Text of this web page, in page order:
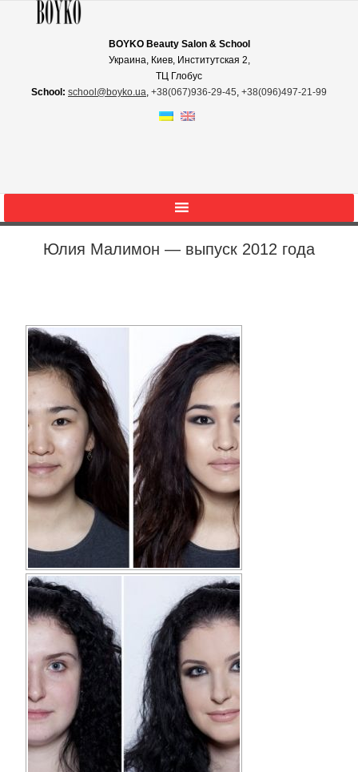
BOYKO Beauty Salon & School
Украина, Киев, Институтская 2,
ТЦ Глобус
School: school@boyko.ua, +38(067)936‑29‑45, +38(096)497‑21‑99
Юлия Малимон — выпуск 2012 года